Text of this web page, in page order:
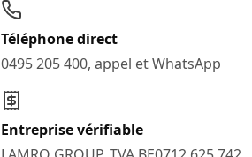
Téléphone direct
0495 205 400, appel et WhatsApp
Entreprise vérifiable